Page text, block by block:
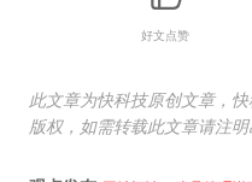
好文点赞
此文章为快科技原创文章，
版权，如需转载此文章请注